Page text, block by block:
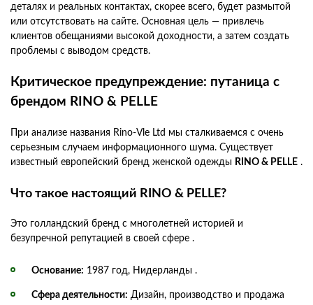
деталях и реальных контактах, скорее всего, будет размытой
или отсутствовать на сайте. Основная цель — привлечь
клиентов обещаниями высокой доходности, а затем создать
проблемы с выводом средств.
Критическое предупреждение: путаница с
брендом RINO & PELLE
При анализе названия Rino-Vle Ltd мы сталкиваемся с очень
серьезным случаем информационного шума. Существует
известный европейский бренд женской одежды RINO & PELLE .
Что такое настоящий RINO & PELLE?
Это голландский бренд с многолетней историей и
безупречной репутацией в своей сфере .
Основание: 1987 год, Нидерланды .
Сфера деятельности: Дизайн, производство и продажа